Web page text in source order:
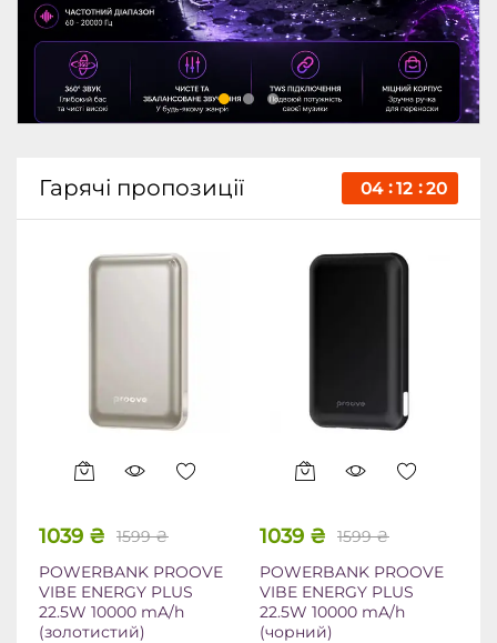
Гарячі пропозиції 04 12 20
1039 ₴ 1599₴
POWERBANK PROOVE
VIBE ENERGY PLUS
22.5W 10000 mA/h
(золотистий)
1039 ₴ 1599₴
POWERBANK PROOVE
VIBE ENERGY PLUS
22.5W 10000 mA/h
(чорний)